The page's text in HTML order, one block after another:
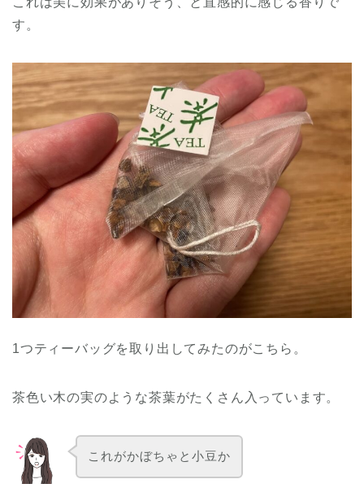
す。
1つティーバッグを取り出してみたのがこちら。
茶色い木の実のような茶葉がたくさん入っています。
これがかぼちゃと小豆か